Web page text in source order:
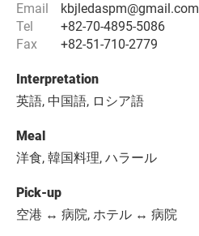
Email
kbjledaspm@gmail.com
Tel
+82-70-4895-5086
Fax
+82-51-710-2779
Interpretation
英語, 中国語, ロシア語
Meal
洋食, 韓国料理, ハラール
Pick-up
空港 ↔ 病院, ホテル ↔ 病院